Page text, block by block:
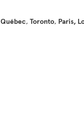
Québec, Toronto, Paris,